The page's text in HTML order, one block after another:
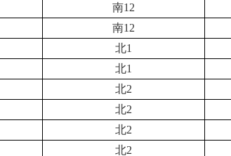
南12
南12
北1
北1
北2
北2
北2
北2